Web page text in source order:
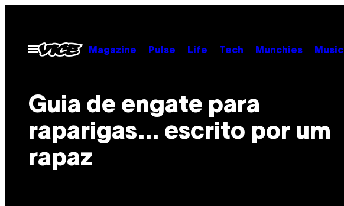
contentOpen
Menu
Magazine Pulse Life Tech Munchies Music
Guia de engate para
raparigas… escrito por um
rapaz